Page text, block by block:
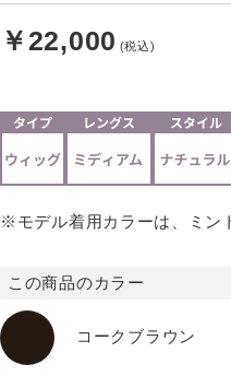
￥22,000
※モデル着用カラーは、ミン
この商品のカラー
コークブラウン